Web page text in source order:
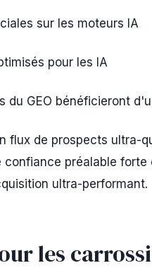
sur les moteurs IA
pour les IA
du GEO bénéficieront
flux de prospects ultra-
préalable forte
ultra-performant.
les